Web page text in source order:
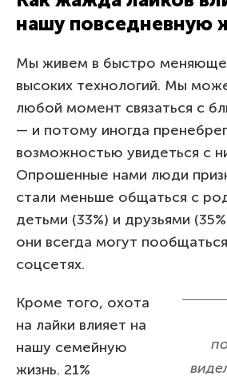
нашу повседневную
Мы живем в быстро
высоких технологий. Мы
любой момент связаться с
— и потому иногда
возможностью увидеться с
Опрошенные нами люди
стали меньше общаться с
детьми (33%) и друзьями
они всегда могут
соцсетях.
Кроме того, охота
на лайки влияет на
нашу семейную
жизнь. 21%